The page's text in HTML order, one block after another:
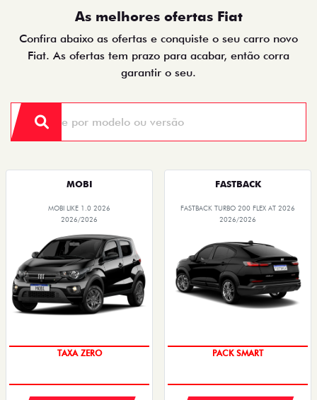
As melhores ofertas Fiat
Confira abaixo as ofertas e conquiste o seu carro novo
Fiat. As ofertas tem prazo para acabar, então corra
garantir o seu.
MOBI
MOBI LIKE 1.0 2026
2026/2026
TAXA ZERO
FASTBACK
FASTBACK TURBO 200 FLEX AT 2026
2026/2026
PACK SMART